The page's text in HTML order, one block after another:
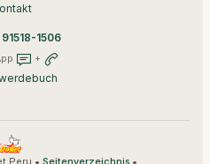
91518-1506
+
Peru • •